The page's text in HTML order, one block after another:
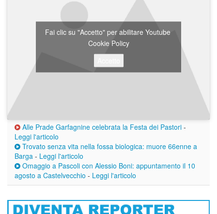
Fai clic su "Accetto" per abilitare Youtube
Cookie Policy
Alle Prade Garfagnine celebrata la Festa dei Pastori -
Leggi l'articolo
Trovato senza vita nella fossa biologica: muore 66enne a
Barga - Leggi l'articolo
Omaggio a Pascoli con Alessio Boni: appuntamento il 10
agosto a Castelvecchio - Leggi l'articolo